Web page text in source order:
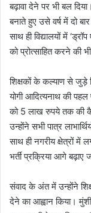
बढ़ावा देने पर भी बल
बनाते हुए उसे वर्ष में दो
साथ ही विद्यालयों में
को प्रोत्साहित करने की
शिक्षकों के कल्याण से जुड़े
योगी आदित्यनाथ की पहल
को 5 लाख रुपये तक की
उन्होंने सभी पात्र
साथ ही नगरीय क्षेत्रों
भर्ती प्रक्रिया आगे बढ़ाए
संवाद के अंत में उन्होंने
देने का आह्वान किया।